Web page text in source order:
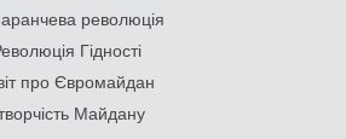
революція
Гідності
про Євромайдан
Майдану